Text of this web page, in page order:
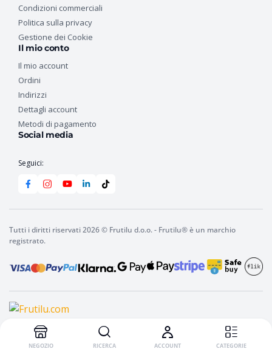
Frutilu
bevanda
Limone,
Condizioni commerciali
Politica sulla privacy
Gestione dei Cookie
Il mio conto
Il mio account
Ordini
Indirizzi
Dettagli account
Metodi di pagamento
Social media
Seguici:
Tutti i diritti riservati 2026 © Frutilu d.o.o. - Frutilu® è un marchio
registrato.
NEGOZIO RICERCA ACCOUNT CATEGORIE